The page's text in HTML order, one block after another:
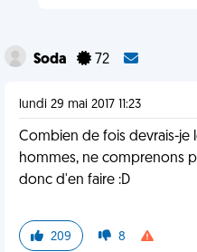
Soda 72
lundi 29 mai 2017 11:23
Combien de fois devrais-je
hommes, ne comprenons
donc d'en faire :D
209 8